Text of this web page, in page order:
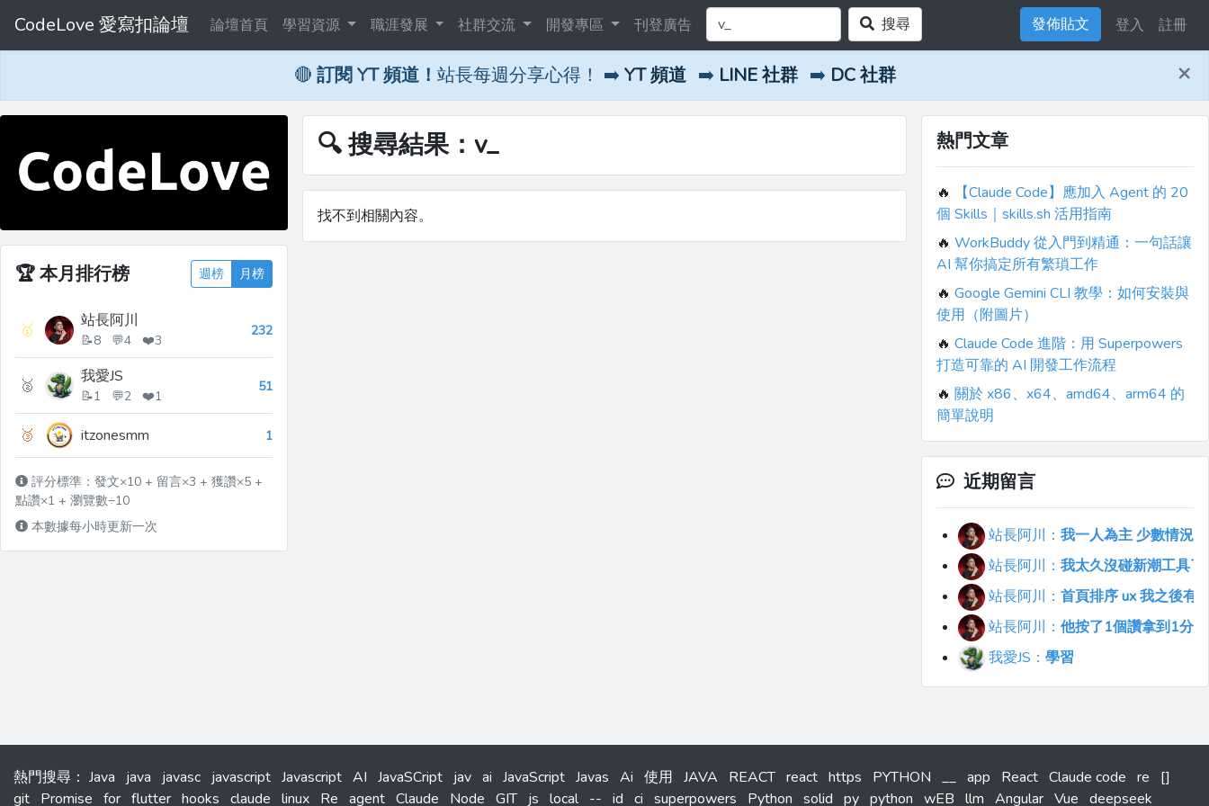
CodeLove 愛寫扣論壇 論壇首頁 學習資源 職涯發展 社群交流 開發專區 刊登廣告 搜尋 發佈貼文 登入 註冊
🔴 訂閱 YT 頻道！ 站長每週分享心得！ ➡️ YT 頻道 ➡️ LINE 社群 ➡️ DC 社群 ×
🏆本月排行榜 週榜 月榜
🥇 站長阿川
📝8 💬4 ❤️3
232
🥈 我愛JS
📝1 💬2 ❤️1
51
🥉 itzonesmm 1
評分標準：發文×10 + 留言×3 + 獲讚×5 +
點讚×1 + 瀏覽數÷10
本數據每小時更新一次
🔍 搜尋結果：v_
找不到相關內容。
熱門文章
🔥
【Claude Code】應加入 Agent 的 20
個 Skills｜skills.sh 活用指南
🔥 WorkBuddy 從入門到精通：一句話讓
AI 幫你搞定所有繁瑣工作
🔥 Google Gemini CLI 教學：如何安裝與
使用（附圖片）
🔥 Claude Code 進階：用 Superpowers
打造可靠的 AI 開發工作流程
🔥 關於 x86、x64、amd64、arm64 的
簡單說明
近期留言
站長阿川： 我一人為主 少數情況
站長阿川： 我太久沒碰新潮工具了
站長阿川： 首頁排序 ux 我之後有
站長阿川： 他按了1個讚拿到1分
我愛JS： 學習
熱門搜尋 ： Java java javasc javascript Javascript AI JavaSCript jav ai JavaScript Javas Ai 使用 JAVA REACT react https PYTHON __ app React Claude code re
[]
git Promise for flutter hooks claude linux Re agent Claude Node GIT js local -- id ci superpowers Python solid py python wEB llm Angular Vue deepseek